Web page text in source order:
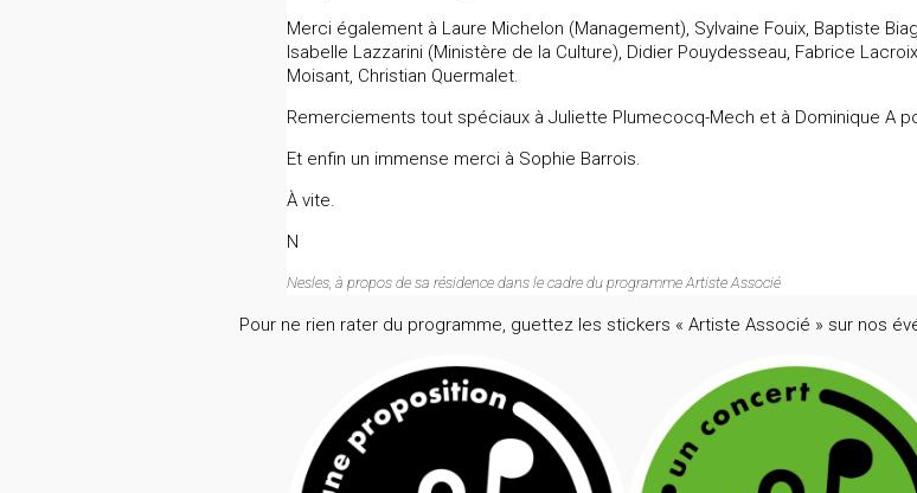
Merci également à Laure Michelon (Management), Sylvaine Fouix, Baptiste
Isabelle Lazzarini (Ministère de la Culture), Didier Pouydesseau, Fabrice
Moisant, Christian Quermalet.
Remerciements tout spéciaux à Juliette Plumecocq-Mech et à Dominique A
Et enfin un immense merci à Sophie Barrois.
À vite.
N
Nesles, à propos de sa résidence dans le cadre du programme Artiste Associé
Pour ne rien rater du programme, guettez les stickers « Artiste Associé » sur nos